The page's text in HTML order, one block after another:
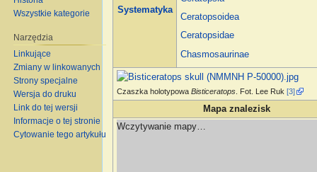
Systematyka
Ceratopsoidea
Ceratopsidae
Chasmosaurinae
Czaszka holotypowaBisticeratops . Fot. Lee Ruk[3]
Mapa znalezisk
Wczytywanie mapy…
Wszystkie kategorie
Narzędzia
Linkujące
Zmiany w linkowanych
Strony specjalne
Wersja do druku
Link do tej wersji
Informacje o tej stronie
Cytowanie tego artykułu